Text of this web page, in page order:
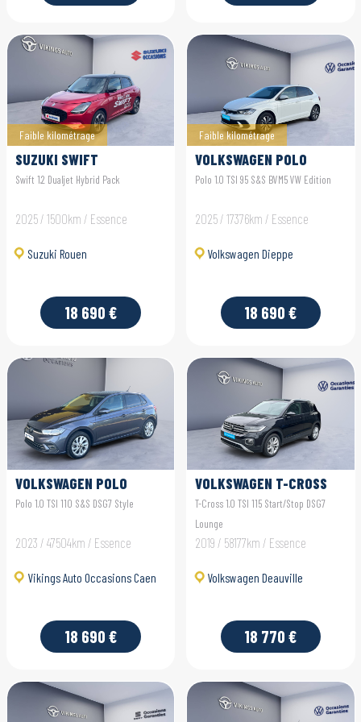
Faible kilométrage
SUZUKI SWIFT
Swift 1.2 Dualjet Hybrid Pack
2025 / 1500km / Essence
Suzuki Rouen
18 690 €
Faible kilométrage
VOLKSWAGEN POLO
Polo 1.0 TSI 95 S&S BVM5 VW Edition
2025 / 17376km / Essence
Volkswagen Dieppe
18 690 €
VOLKSWAGEN POLO
Polo 1.0 TSI 110 S&S DSG7 Style
2023 / 47504km / Essence
Vikings Auto Occasions Caen
18 690 €
VOLKSWAGEN T-CROSS
T-Cross 1.0 TSI 115 Start/Stop DSG7
Lounge
2019 / 58177km / Essence
Volkswagen Deauville
18 770 €